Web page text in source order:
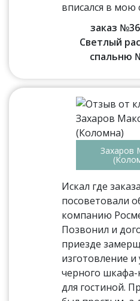
вписался в мою
заказ
Светлый
спальню
Захаров
Искал где
посоветовали
компанию
Позвонил и
приезде
изготовление и
черного шкафа-
для гостиной.